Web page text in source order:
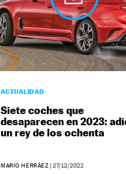
ACTUALIDAD
Siete coches que
desaparecen en 2023:
un rey de los ochenta
MARIO HERRÁEZ |27/12/2022